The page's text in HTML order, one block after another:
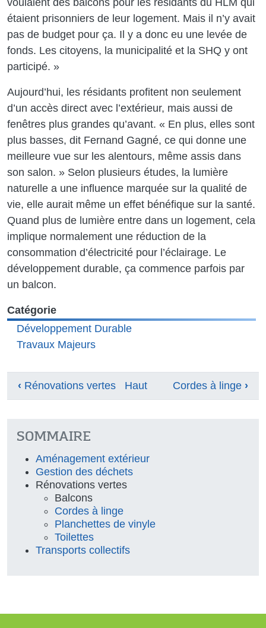
étaient prisonniers de leur logement. Mais il n’y avait
pas de budget pour ça. Il y a donc eu une levée de
fonds. Les citoyens, la municipalité et la SHQ y ont
participé. »
Aujourd’hui, les résidants profitent non seulement
d’un accès direct avec l’extérieur, mais aussi de
fenêtres plus grandes qu’avant. « En plus, elles sont
plus basses, dit Fernand Gagné, ce qui donne une
meilleure vue sur les alentours, même assis dans
son salon. » Selon plusieurs études, la lumière
naturelle a une influence marquée sur la qualité de
vie, elle aurait même un effet bénéfique sur la santé.
Quand plus de lumière entre dans un logement, cela
implique normalement une réduction de la
consommation d’électricité pour l’éclairage. Le
développement durable, ça commence parfois par
un balcon.
Catégorie
Développement Durable
Travaux Majeurs
Liens transversaux de livre pour
‹ Rénovations vertes Haut Cordes à linge ›
SOMMAIRE
Aménagement extérieur
Gestion des déchets
Rénovations vertes
Balcons
Cordes à linge
Planchettes de vinyle
Toilettes
Transports collectifs